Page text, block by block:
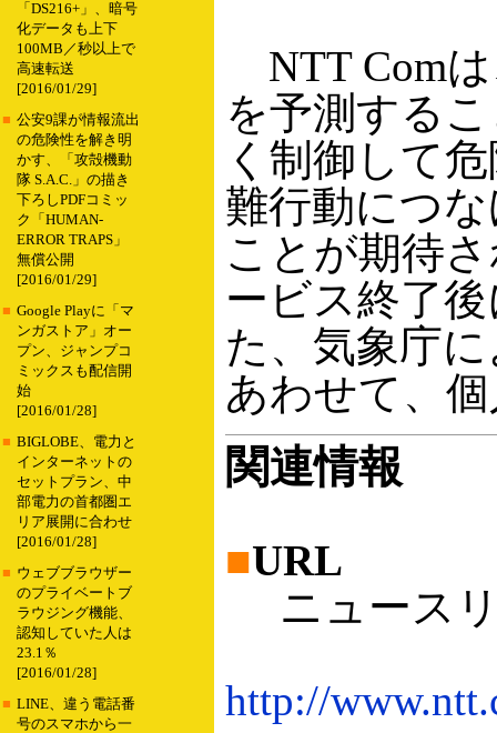
「DS216+」、暗号
化データも上下
100MB／秒以上で
高速転送
[2016/01/29]
■ 公安9課が情報流出
の危険性を解き明
かす、「攻殻機動
隊 S.A.C.」の描き
下ろしPDFコミッ
ク「HUMAN-
ERROR TRAPS」
無償公開
[2016/01/29]
■ Google Playに「マ
ンガストア」オー
プン、ジャンプコ
ミックスも配信開
始
[2016/01/28]
■ BIGLOBE、電力と
インターネットの
セットプラン、中
部電力の首都圏エ
リア展開に合わせ
[2016/01/28]
■ ウェブブラウザー
のプライベートブ
ラウジング機能、
認知していた人は
23.1％
[2016/01/28]
■ LINE、違う電話番
号のスマホから一
NTT Com
を予測する
く制御して
難行動につ
ことが期待
ービス終了
た、気象庁
あわせて、
関連情報
■URL
ニュース
http://